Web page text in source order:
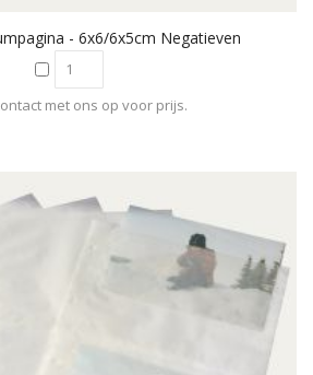
- 6x6/6x5cm Negatieven
met ons op voor prijs.